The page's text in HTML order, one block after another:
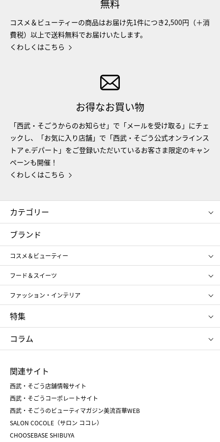
無料
コスメ＆ビューティーの商品はお届け先1件につき2,500円（＋消
費税）以上で送料無料でお届けいたします。
くわしくはこちら
お得なお買い物
「西武・そごうからのお知らせ」で「メールを受け取る」にチェ
ックし、「お気に入り店舗」で「西武・そごう公式オンラインス
トア e.デパート」をご登録いただいているお客さま限定のキャン
ペーンも開催！
くわしくはこちら
カテゴリー
コスメ＆ビューティー
ギフト
レディース
メンズ
スポーツ・アウトドア
お中元
お歳暮
ブランド
コスメ＆ビューティー
SHISEIDO
ポール&ジョー ボーテ
ジルスチュアート
NARS
RMK
クリニーク
SK-Ⅱ
フード＆スイーツ
アンリ・シャルパンティエ
ゴディバ
新宿高野
たねや
ねんりん家
ファッション・インテリア
ポロ ラルフ ローレン
タケオ キクチ
ママ＆キッズ
シュタイフ
特集
お中元
ひな人形
五月人形
父の日
クリスマスケーキ
ホワイトデー
コラム
菓子折り
和菓子
人気のギフト
バレンタイン
ホワイトデー
おせち
関連サイト
西武・そごう店舗情報サイト
西武・そごうコーポレートサイト
西武・そごうのビューティマガジン美流百華WEB
SALON COCOLE（サロン ココレ）
CHOOSEBASE SHIBUYA